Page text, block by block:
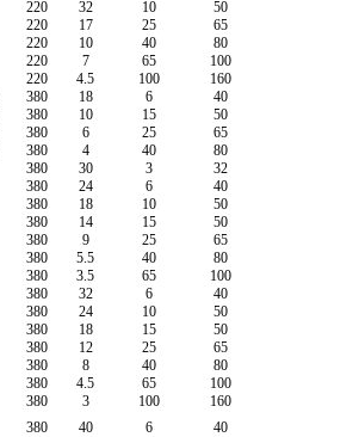
220 32 10
50
220 17 25
65
220 10 40
80
220 7 65
100
220 4.5 100
160
380 18 6
40
380 10 15
50
380 6 25
65
380 4 40
80
380 30 3
32
380 24 6
40
380 18 10
50
380 14 15
50
380 9 25
65
380 5.5 40
80
380 3.5 65
100
380 32 6
40
380 24 10
50
380 18 15
50
380 12 25
65
380 8 40
80
380 4.5 65
100
380 3 100
160
380 40 6
40